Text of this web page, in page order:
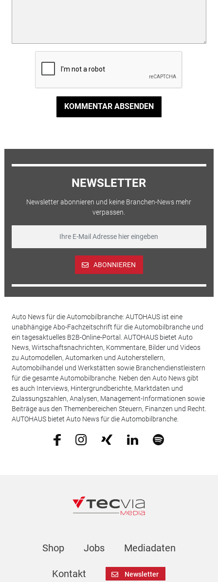
KOMMENTAR ABSENDEN
NEWSLETTER
Newsletter abonnieren und keine Branchen-News mehr
verpassen.
ABONNIEREN
Auto News für die Automobilbranche: AUTOHAUS ist eine
unabhängige Abo-Fachzeitschrift für die Automobilbranche und
ein tagesaktuelles B2B-Online-Portal. AUTOHAUS bietet Auto
News, Wirtschaftsnachrichten, Kommentare, Bilder und Videos
zu Automodellen, Automarken und Autoherstellern,
Automobilhandel und Werkstätten sowie Branchendienstleistern
für die gesamte Automobilbranche. Neben den Auto News gibt
es auch Interviews, Hintergrundberichte, Marktdaten und
Zulassungszahlen, Analysen, Management-Informationen sowie
Beiträge aus den Themenbereichen Steuern, Finanzen und Recht.
AUTOHAUS bietet Auto News für die Automobilbranche.
Shop Jobs Mediadaten
Kontakt Newsletter